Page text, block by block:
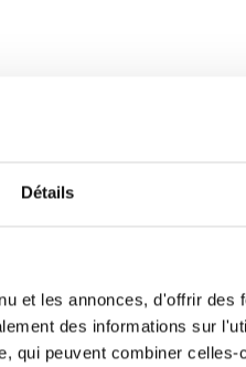
Détails
et les annonces, d'offrir des
des informations sur
qui peuvent combiner